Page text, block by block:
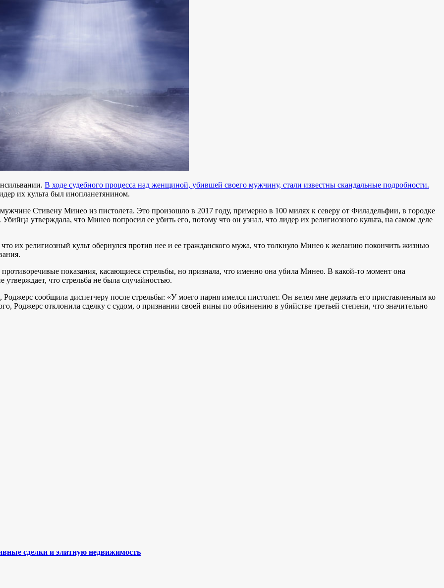
В ходе судебного процесса над женщиной, убившей своего мужчину, стали известны скандальные подробности.
их культа был инопланетянином.
Стивену Минео из пистолета. Это произошло в 2017 году, примерно в 100 милях к северу от Филадельфии, в городке
утверждала, что Минео попросил ее убить его, потому что он узнал, что лидер их религиозного культа, на самом деле
их религиозный культ обернулся против нее и ее гражданского мужа, что толкнуло Минео к желанию покончить жизнью
показания, касающиеся стрельбы, но признала, что именно она убила Минео. В какой-то момент она
что стрельба не была случайностью.
сообщила диспетчеру после стрельбы: «У моего парня имелся пистолет. Он велел мне держать его приставленным ко
Роджерс отклонила сделку с судом, о признании своей вины по обвинению в убийстве третьей степени, что значительно
сделки и элитную недвижимость